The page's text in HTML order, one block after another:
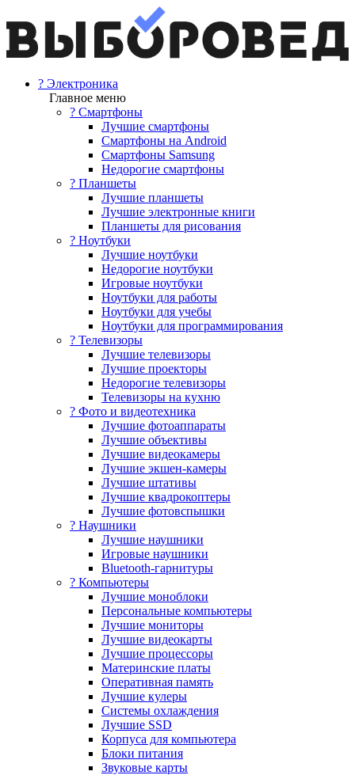
? Электроника
Главное меню
? Смартфоны
Лучшие смартфоны
Смартфоны на Android
Смартфоны Samsung
Недорогие смартфоны
? Планшеты
Лучшие планшеты
Лучшие электронные книги
Планшеты для рисования
? Ноутбуки
Лучшие ноутбуки
Недорогие ноутбуки
Игровые ноутбуки
Ноутбуки для работы
Ноутбуки для учебы
Ноутбуки для программирования
? Телевизоры
Лучшие телевизоры
Лучшие проекторы
Недорогие телевизоры
Телевизоры на кухню
? Фото и видеотехника
Лучшие фотоаппараты
Лучшие объективы
Лучшие видеокамеры
Лучшие экшен-камеры
Лучшие штативы
Лучшие квадрокоптеры
Лучшие фотовспышки
? Наушники
Лучшие наушники
Игровые наушники
Bluetooth-гарнитуры
?️ Компьютеры
Лучшие моноблоки
Персональные компьютеры
Лучшие мониторы
Лучшие видеокарты
Лучшие процессоры
Материнские платы
Оперативная память
Лучшие кулеры
Системы охлаждения
Лучшие SSD
Корпуса для компьютера
Блоки питания
Звуковые карты